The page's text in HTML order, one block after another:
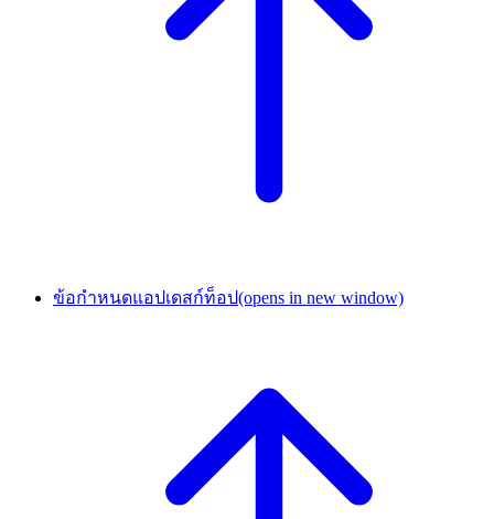
ข้อกำหนดแอปเดสก์ท็อป(opens in new window)